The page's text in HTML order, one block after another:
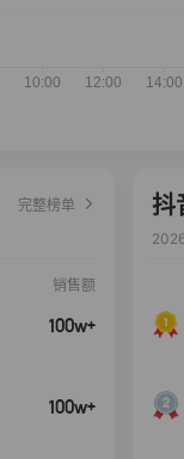
完整榜单
销售额
100w+
100w+
抖